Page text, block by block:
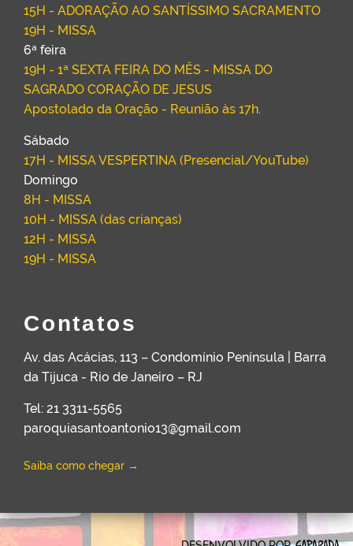
15H - ADORAÇÃO AO SANTÍSSIMO SACRAMENTO
19H - MISSA
6ª feira
19H - 1ª SEXTA FEIRA DO MÊS - MISSA DO
SAGRADO CORAÇÃO DE JESUS
Apostolado da Oração - Reunião às 17h.
Sábado
17H - MISSA VESPERTINA (Presencial/YouTube)
Domingo
8H - MISSA
10H - MISSA (das crianças)
12H - MISSA
19H - MISSA
Contatos
Av. das Acácias, 113 – Condomínio Península | Barra
da Tijuca - Rio de Janeiro – RJ
Tel: 21 3311-5565
paroquiasantoantonio13@gmail.com
Saiba como chegar →